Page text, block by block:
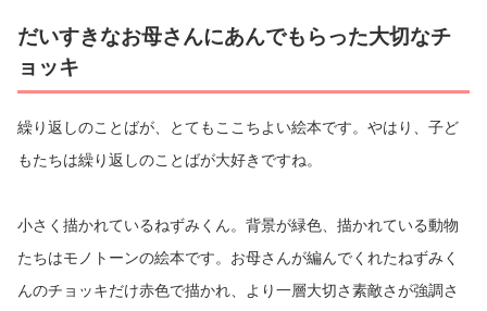
だいすきなお母さんにあんでもらった大切なチ
ョッキ
繰り返しのことばが、とてもここちよい絵本です。やはり、子ど
もたちは繰り返しのことばが大好きですね。
小さく描かれているねずみくん。背景が緑色、描かれている動物
たちはモノトーンの絵本です。お母さんが編んでくれたねずみく
んのチョッキだけ赤色で描かれ、より一層大切さ素敵さが強調さ